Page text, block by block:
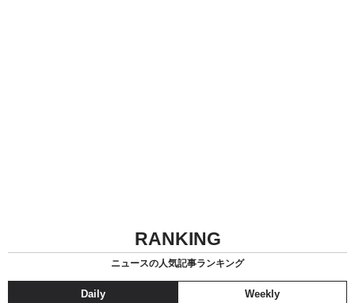
RANKING
ニュースの人気記事ランキング
Daily Weekly